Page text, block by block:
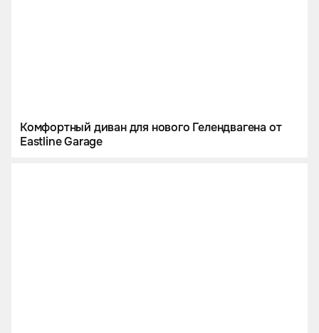
Комфортный диван для нового Гелендвагена от
Eastline Garage